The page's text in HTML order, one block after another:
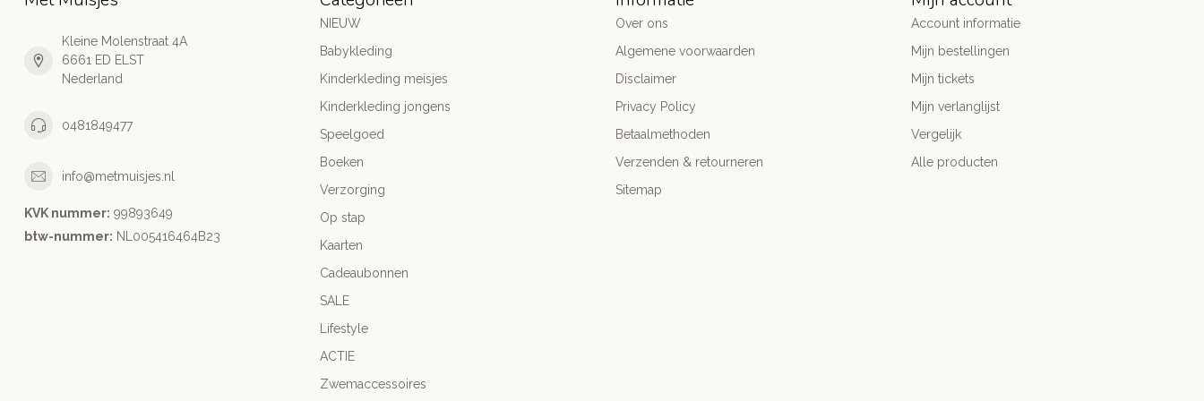
Kleine Molenstraat 4A
6661 ED ELST
Nederland
0481849477
info@metmuisjes.nl
KVK nummer: 99893649
btw-nummer: NL005416464B23
NIEUW
Babykleding
Kinderkleding meisjes
Kinderkleding jongens
Speelgoed
Boeken
Verzorging
Op stap
Kaarten
Cadeaubonnen
SALE
Lifestyle
ACTIE
Zwemaccessoires
Over ons
Algemene voorwaarden
Disclaimer
Privacy Policy
Betaalmethoden
Verzenden & retourneren
Sitemap
Account informatie
Mijn bestellingen
Mijn tickets
Mijn verlanglijst
Vergelijk
Alle producten